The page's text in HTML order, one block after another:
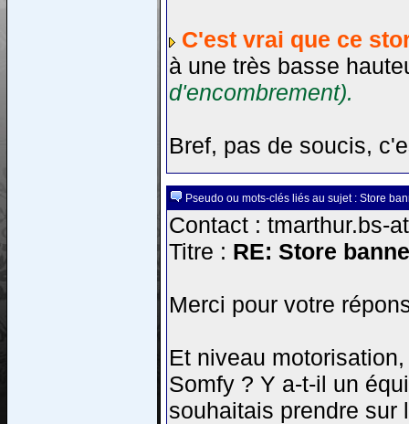
C'est vrai que ce
à une très basse
d'encombrement).
Bref, pas de soucis,
Pseudo ou mots-clés liés au sujet : Store
Contact : tmarthur.bs-
Titre : RE: Store
Merci pour votre
Et niveau
Somfy ? Y a-t-il un
souhaitais prendre sur